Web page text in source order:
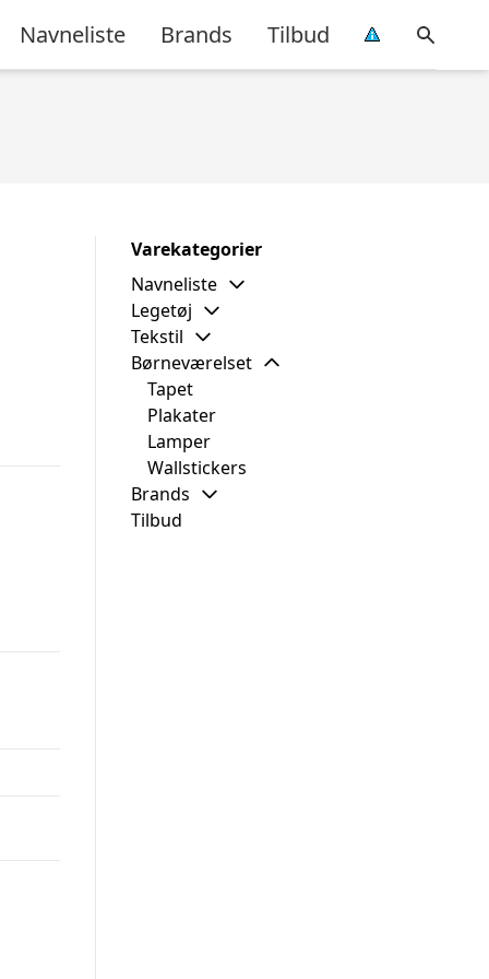
Navneliste Brands Tilbud
Varekategorier
Navneliste
Legetøj
Tekstil
Børneværelset
Tapet
Plakater
Lamper
Wallstickers
Brands
Tilbud